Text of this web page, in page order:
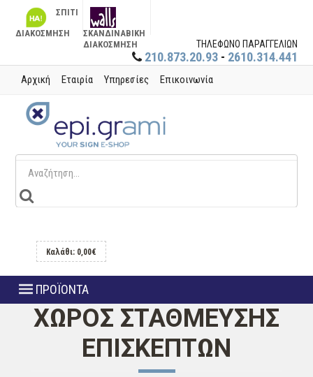
ΣΠΙΤΙ
ΔΙΑΚΟΣΜΗΣΗ
ΣΚΑΝΔΙΝΑΒΙΚΗ
ΔΙΑΚΟΣΜΗΣΗ
ΤΗΛΕΦΩΝΟ ΠΑΡΑΓΓΕΛΙΩΝ
210.873.20.93 - 2610.314.441
Αρχική Εταιρία Υπηρεσίες Επικοινωνία
Καλάθι: 0,00€
ΠΡΟΪΟΝΤΑ
ΧΩΡΟΣ ΣΤΑΘΜΕΥΣΗΣ
ΕΠΙΣΚΕΠΤΩΝ